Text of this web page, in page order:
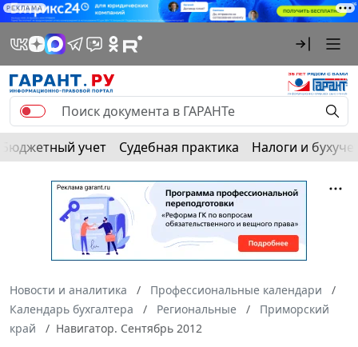
РЕКЛАМА
Бюджетный учет Судебная практика Налоги и
Новости и аналитика
Профессиональные календари
Календарь бухгалтера
Региональные
Приморский
край
Навигатор. Сентябрь 2012